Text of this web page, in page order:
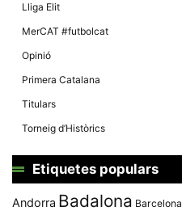
Lliga Elit
MerCAT #futbolcat
Opinió
Primera Catalana
Titulars
Torneig d’Històrics
Etiquetes populars
Andorra Badalona Barcelona